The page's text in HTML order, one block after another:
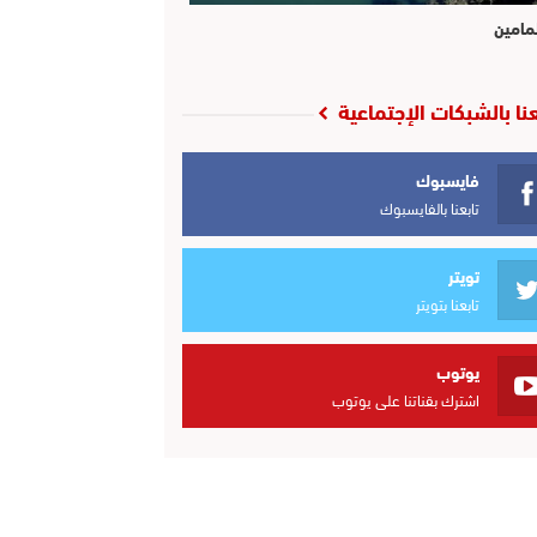
بالشبكات الإجتماعية
فايسبوك
تابعنا بالفايسبوك
تويتر
تابعنا بتويتر
يوتوب
اشترك بقناتنا على يوتوب